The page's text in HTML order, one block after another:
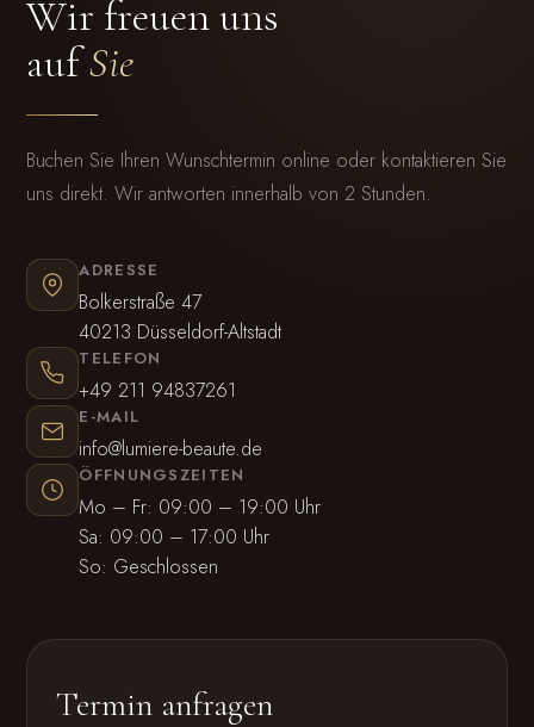
Wir freuen uns
aufSie
Buchen Sie Ihren Wunschtermin online oder kontaktieren Sie
uns direkt. Wir antworten innerhalb von 2 Stunden.
ADRESSE
Bolkerstraße 47
40213 Düsseldorf-Altstadt
TELEFON
+49 211 94837261
E-MAIL
info@lumiere-beaute.de
ÖFFNUNGSZEITEN
Mo – Fr: 09:00 – 19:00 Uhr
Sa: 09:00 – 17:00 Uhr
So: Geschlossen
Termin anfragen